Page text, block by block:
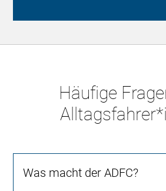
Häufige
Was macht der ADFC?